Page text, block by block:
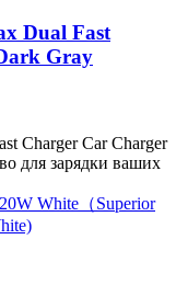
Dual Fast
Gray
Charger Car Charger
для зарядки ваших